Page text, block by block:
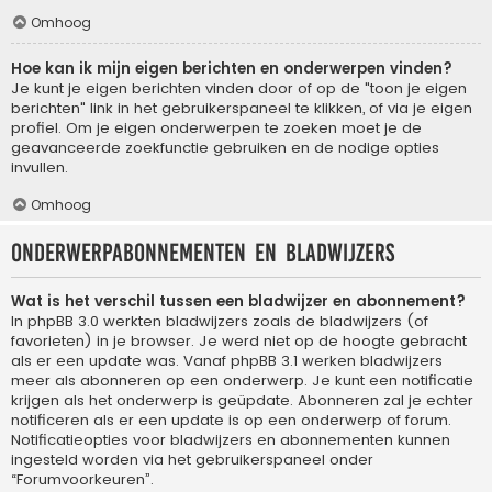
Omhoog
Hoe kan ik mijn eigen berichten en onderwerpen vinden?
Je kunt je eigen berichten vinden door of op de "toon je eigen
berichten" link in het gebruikerspaneel te klikken, of via je eigen
profiel. Om je eigen onderwerpen te zoeken moet je de
geavanceerde zoekfunctie gebruiken en de nodige opties
invullen.
Omhoog
Onderwerpabonnementen en bladwijzers
Wat is het verschil tussen een bladwijzer en abonnement?
In phpBB 3.0 werkten bladwijzers zoals de bladwijzers (of
favorieten) in je browser. Je werd niet op de hoogte gebracht
als er een update was. Vanaf phpBB 3.1 werken bladwijzers
meer als abonneren op een onderwerp. Je kunt een notificatie
krijgen als het onderwerp is geüpdate. Abonneren zal je echter
notificeren als er een update is op een onderwerp of forum.
Notificatieopties voor bladwijzers en abonnementen kunnen
ingesteld worden via het gebruikerspaneel onder
“Forumvoorkeuren”.